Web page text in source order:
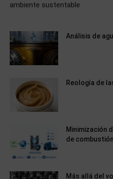
ambiente sustentable
Análisis de
Reología de
Minimización
de
Más allá del